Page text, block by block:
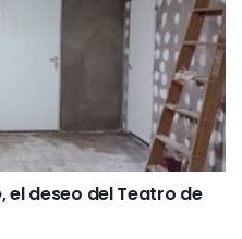
el deseo del Teatro de